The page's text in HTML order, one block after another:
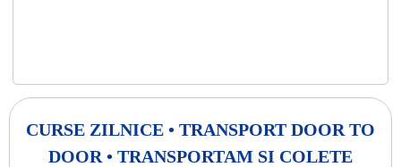
CURSE ZILNICE • TRANSPORT DOOR TO
DOOR • TRANSPORTAM SI COLETE